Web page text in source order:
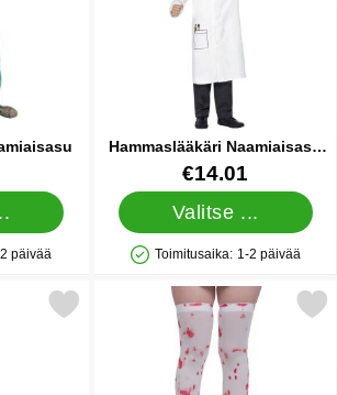
päivää
Hammaslääkäri Naamiaisasu
Lapsille
Tuote.nro 88183€14.01
Valitse ...
Saatavuus: Varastossa
Toimitusaika: 1-2 päivää
Sairaanhoitaja-asu suosikiksi
Merkitse veriset